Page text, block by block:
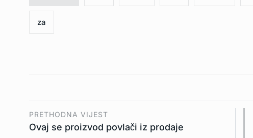
za
PRETHODNA VIJEST
Ovaj se proizvod povlači iz prodaje